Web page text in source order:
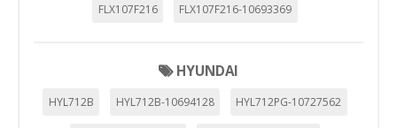
FLX107F216 FLX107F216-10693369
HYUNDAI
HYL712B HYL712B-10694128 HYL712PG-10727562